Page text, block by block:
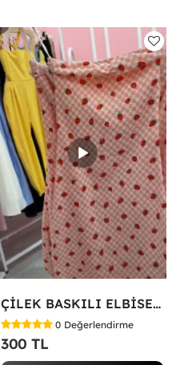
ÇİLEK BASKILI ELBİSE Bej
0 Değerlendirme
300 TL